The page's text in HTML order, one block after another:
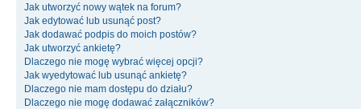
Jak utworzyć nowy wątek na forum?
Jak edytować lub usunąć post?
Jak dodawać podpis do moich postów?
Jak utworzyć ankietę?
Dlaczego nie mogę wybrać więcej opcji?
Jak wyedytować lub usunąć ankietę?
Dlaczego nie mam dostępu do działu?
Dlaczego nie mogę dodawać załączników?